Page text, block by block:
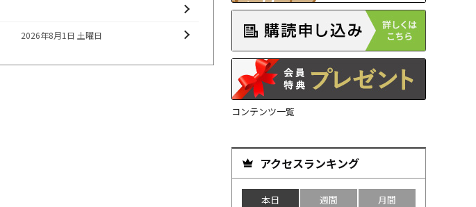
2026年8月1日 土曜日
コンテンツ一覧
アクセスランキング
本日 週間 月間